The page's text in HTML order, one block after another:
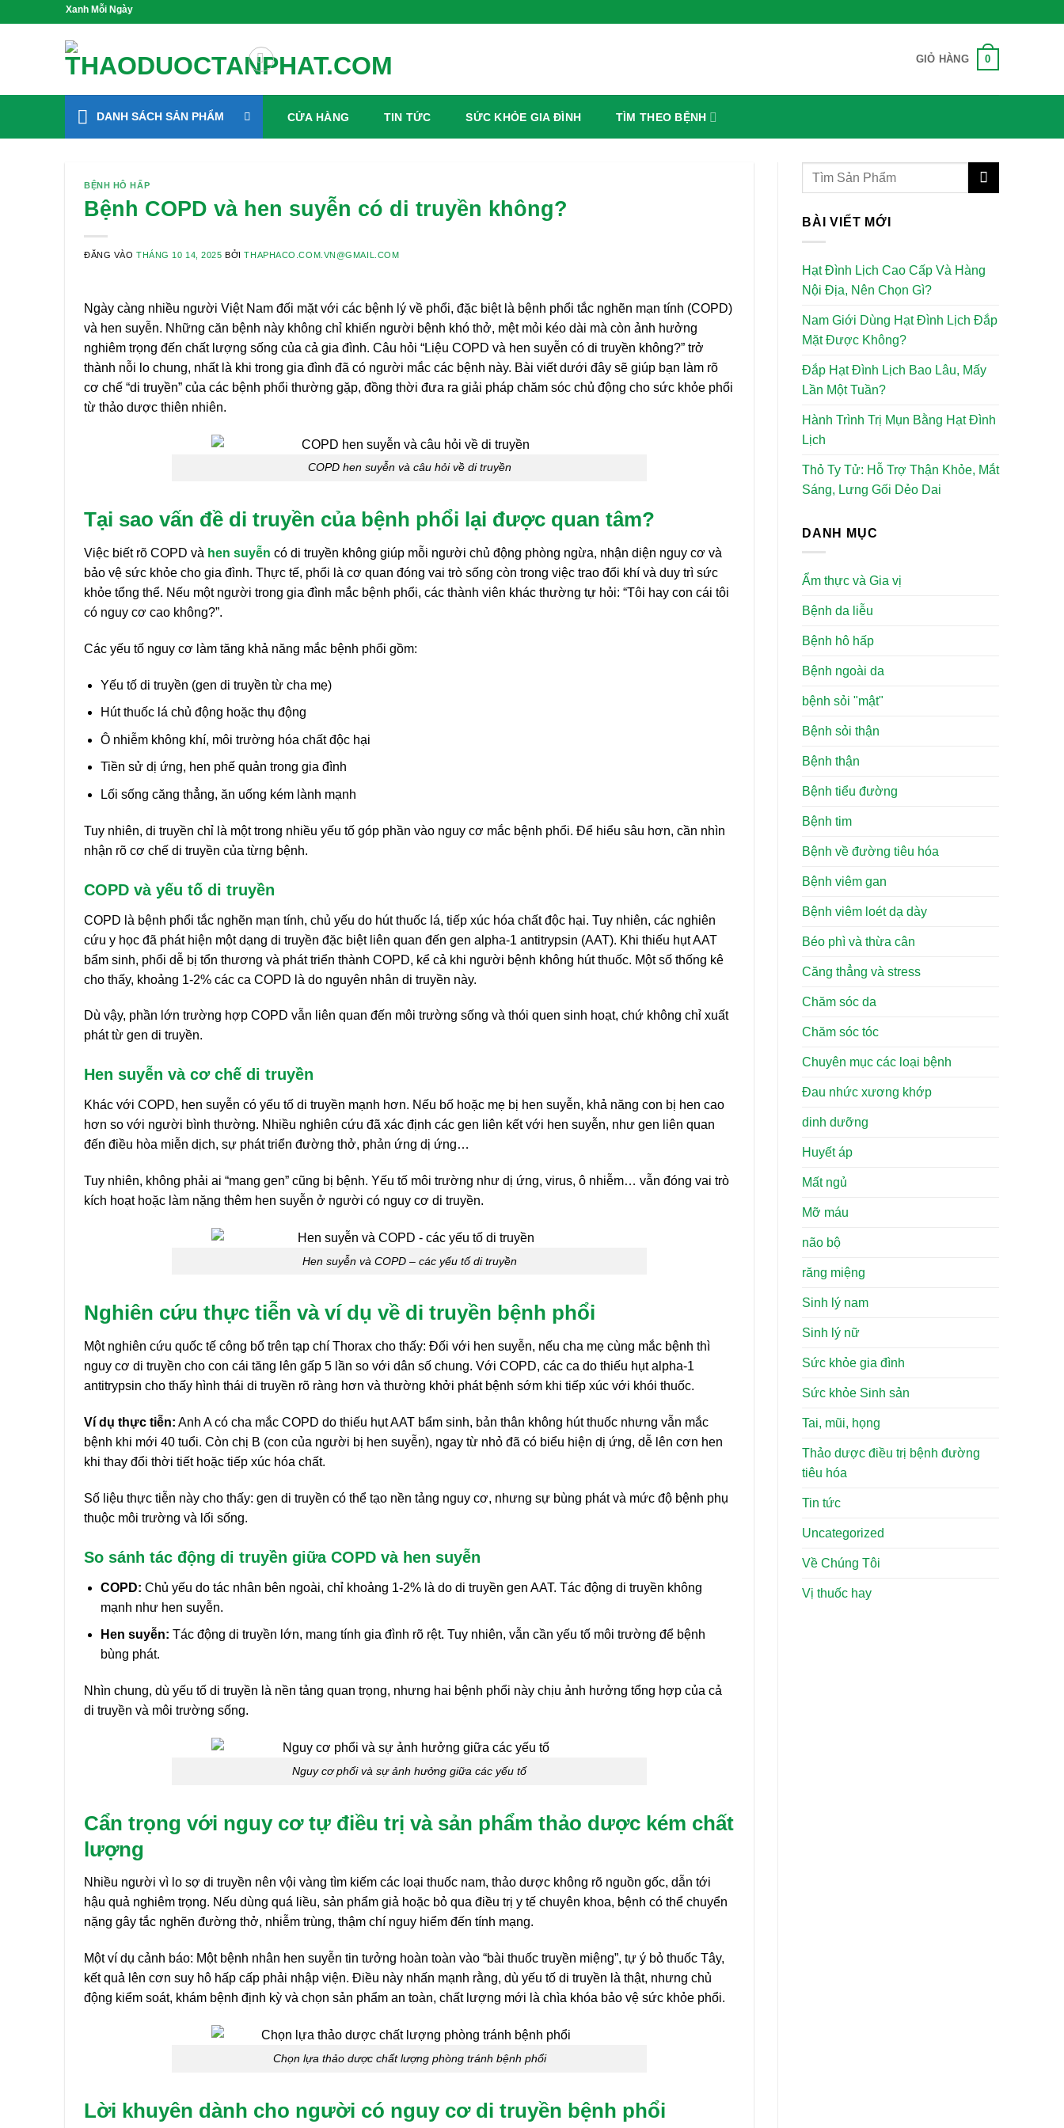
Xanh Mỗi Ngày
GIỎ HÀNG 0
DANH SÁCH SẢN PHẨM CỬA HÀNG TIN TỨC SỨC KHỎE GIA ĐÌNH TÌM THEO BỆNH
BỆNH HÔ HẤP
Bệnh COPD và hen suyễn có di truyền không?
ĐĂNG VÀOTHÁNG 10 14, 2025 BỞITHAPHACO.COM.VN@GMAIL.COM
Ngày càng nhiều người Việt Nam đối mặt với các bệnh lý về phổi, đặc biệt là bệnh phổi tắc nghẽn mạn tính (COPD)
và hen suyễn. Những căn bệnh này không chỉ khiến người bệnh khó thở, mệt mỏi kéo dài mà còn ảnh hưởng
nghiêm trọng đến chất lượng sống của cả gia đình. Câu hỏi “Liệu COPD và hen suyễn có di truyền không?” trở
thành nỗi lo chung, nhất là khi trong gia đình đã có người mắc các bệnh này. Bài viết dưới đây sẽ giúp bạn làm rõ
cơ chế “di truyền” của các bệnh phổi thường gặp, đồng thời đưa ra giải pháp chăm sóc chủ động cho sức khỏe phổi
từ thảo dược thiên nhiên.
COPD hen suyễn và câu hỏi về di truyền
Tại sao vấn đề di truyền của bệnh phổi lại được quan tâm?
Việc biết rõ COPD và hen suyễn có di truyền không giúp mỗi người chủ động phòng ngừa, nhận diện nguy cơ và
bảo vệ sức khỏe cho gia đình. Thực tế, phổi là cơ quan đóng vai trò sống còn trong việc trao đổi khí và duy trì sức
khỏe tổng thể. Nếu một người trong gia đình mắc bệnh phổi, các thành viên khác thường tự hỏi: “Tôi hay con cái tôi
có nguy cơ cao không?”.
Các yếu tố nguy cơ làm tăng khả năng mắc bệnh phổi gồm:
Yếu tố di truyền (gen di truyền từ cha mẹ)
Hút thuốc lá chủ động hoặc thụ động
Ô nhiễm không khí, môi trường hóa chất độc hại
Tiền sử dị ứng, hen phế quản trong gia đình
Lối sống căng thẳng, ăn uống kém lành mạnh
Tuy nhiên, di truyền chỉ là một trong nhiều yếu tố góp phần vào nguy cơ mắc bệnh phổi. Để hiểu sâu hơn, cần nhìn
nhận rõ cơ chế di truyền của từng bệnh.
COPD và yếu tố di truyền
COPD là bệnh phổi tắc nghẽn mạn tính, chủ yếu do hút thuốc lá, tiếp xúc hóa chất độc hại. Tuy nhiên, các nghiên
cứu y học đã phát hiện một dạng di truyền đặc biệt liên quan đến gen alpha-1 antitrypsin (AAT). Khi thiếu hụt AAT
bẩm sinh, phổi dễ bị tổn thương và phát triển thành COPD, kể cả khi người bệnh không hút thuốc. Một số thống kê
cho thấy, khoảng 1-2% các ca COPD là do nguyên nhân di truyền này.
Dù vậy, phần lớn trường hợp COPD vẫn liên quan đến môi trường sống và thói quen sinh hoạt, chứ không chỉ xuất
phát từ gen di truyền.
Hen suyễn và cơ chế di truyền
Khác với COPD, hen suyễn có yếu tố di truyền mạnh hơn. Nếu bố hoặc mẹ bị hen suyễn, khả năng con bị hen cao
hơn so với người bình thường. Nhiều nghiên cứu đã xác định các gen liên kết với hen suyễn, như gen liên quan
đến điều hòa miễn dịch, sự phát triển đường thở, phản ứng dị ứng…
Tuy nhiên, không phải ai “mang gen” cũng bị bệnh. Yếu tố môi trường như dị ứng, virus, ô nhiễm… vẫn đóng vai trò
kích hoạt hoặc làm nặng thêm hen suyễn ở người có nguy cơ di truyền.
Hen suyễn và COPD – các yếu tố di truyền
Nghiên cứu thực tiễn và ví dụ về di truyền bệnh phổi
Một nghiên cứu quốc tế công bố trên tạp chí Thorax cho thấy: Đối với hen suyễn, nếu cha mẹ cùng mắc bệnh thì
nguy cơ di truyền cho con cái tăng lên gấp 5 lần so với dân số chung. Với COPD, các ca do thiếu hụt alpha-1
antitrypsin cho thấy hình thái di truyền rõ ràng hơn và thường khởi phát bệnh sớm khi tiếp xúc với khói thuốc.
Ví dụ thực tiễn: Anh A có cha mắc COPD do thiếu hụt AAT bẩm sinh, bản thân không hút thuốc nhưng vẫn mắc
bệnh khi mới 40 tuổi. Còn chị B (con của người bị hen suyễn), ngay từ nhỏ đã có biểu hiện dị ứng, dễ lên cơn hen
khi thay đổi thời tiết hoặc tiếp xúc hóa chất.
Số liệu thực tiễn này cho thấy: gen di truyền có thể tạo nền tảng nguy cơ, nhưng sự bùng phát và mức độ bệnh phụ
thuộc môi trường và lối sống.
So sánh tác động di truyền giữa COPD và hen suyễn
COPD: Chủ yếu do tác nhân bên ngoài, chỉ khoảng 1-2% là do di truyền gen AAT. Tác động di truyền không
mạnh như hen suyễn.
Hen suyễn: Tác động di truyền lớn, mang tính gia đình rõ rệt. Tuy nhiên, vẫn cần yếu tố môi trường để bệnh
bùng phát.
Nhìn chung, dù yếu tố di truyền là nền tảng quan trọng, nhưng hai bệnh phổi này chịu ảnh hưởng tổng hợp của cả
di truyền và môi trường sống.
Nguy cơ phổi và sự ảnh hưởng giữa các yếu tố
Cẩn trọng với nguy cơ tự điều trị và sản phẩm thảo dược kém chất
lượng
Nhiều người vì lo sợ di truyền nên vội vàng tìm kiếm các loại thuốc nam, thảo dược không rõ nguồn gốc, dẫn tới
hậu quả nghiêm trọng. Nếu dùng quá liều, sản phẩm giả hoặc bỏ qua điều trị y tế chuyên khoa, bệnh có thể chuyển
nặng gây tắc nghẽn đường thở, nhiễm trùng, thậm chí nguy hiểm đến tính mạng.
Một ví dụ cảnh báo: Một bệnh nhân hen suyễn tin tưởng hoàn toàn vào “bài thuốc truyền miệng”, tự ý bỏ thuốc Tây,
kết quả lên cơn suy hô hấp cấp phải nhập viện. Điều này nhấn mạnh rằng, dù yếu tố di truyền là thật, nhưng chủ
động kiểm soát, khám bệnh định kỳ và chọn sản phẩm an toàn, chất lượng mới là chìa khóa bảo vệ sức khỏe phổi.
Chọn lựa thảo dược chất lượng phòng tránh bệnh phổi
Lời khuyên dành cho người có nguy cơ di truyền bệnh phổi
BÀI VIẾT MỚI
Hạt Đình Lịch Cao Cấp Và Hàng
Nội Địa, Nên Chọn Gì?
Nam Giới Dùng Hạt Đình Lịch Đắp
Mặt Được Không?
Đắp Hạt Đình Lịch Bao Lâu, Mấy
Lần Một Tuần?
Hành Trình Trị Mụn Bằng Hạt Đình
Lịch
Thỏ Ty Tử: Hỗ Trợ Thận Khỏe, Mắt
Sáng, Lưng Gối Dẻo Dai
DANH MỤC
Ẩm thực và Gia vị
Bệnh da liễu
Bệnh hô hấp
Bệnh ngoài da
bệnh sỏi "mật"
Bệnh sỏi thận
Bệnh thận
Bệnh tiểu đường
Bệnh tim
Bệnh về đường tiêu hóa
Bệnh viêm gan
Bệnh viêm loét dạ dày
Béo phì và thừa cân
Căng thẳng và stress
Chăm sóc da
Chăm sóc tóc
Chuyên mục các loại bệnh
Đau nhức xương khớp
dinh dưỡng
Huyết áp
Mất ngủ
Mỡ máu
não bộ
răng miệng
Sinh lý nam
Sinh lý nữ
Sức khỏe gia đình
Sức khỏe Sinh sản
Tai, mũi, họng
Thảo dược điều trị bệnh đường
tiêu hóa
Tin tức
Uncategorized
Về Chúng Tôi
Vị thuốc hay